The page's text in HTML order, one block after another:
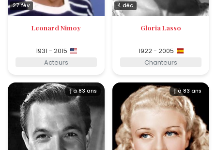
27 fév
Leonard Nimoy
1931 - 2015
Acteurs
4 déc
Gloria Lasso
1922 - 2005
Chanteurs
† à 83 ans † à 83 ans